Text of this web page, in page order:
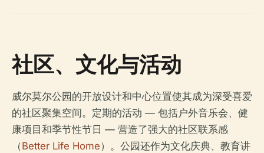
社区、文化与活动
威尔莫尔公园的开放设计和中心位置使其成为深受喜爱
的社区聚集空间。定期的活动 — 包括户外音乐会、健
康项目和季节性节日 — 营造了强大的社区联系感
（Better Life Home）。公园还作为文化庆典、教育讲